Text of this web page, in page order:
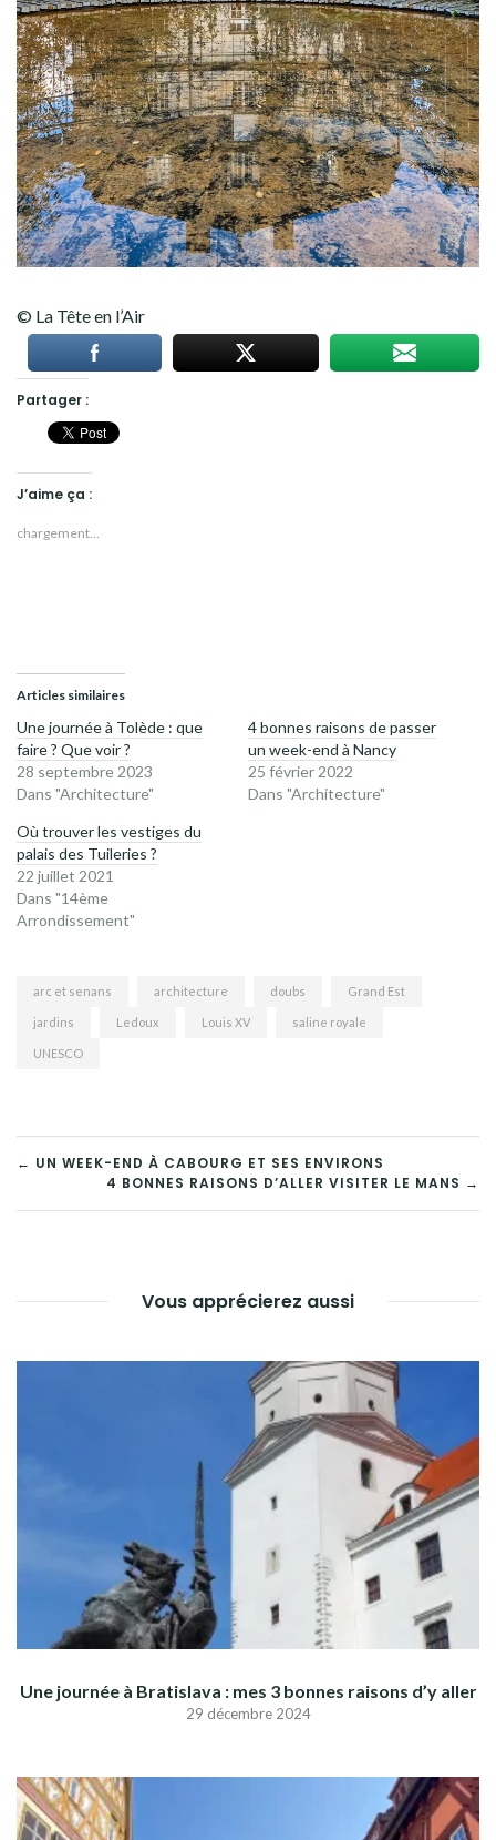
© La Tête en l’Air
Partager :
J’aime ça :
chargement…
Articles similaires
Une journée à Tolède : que
faire ? Que voir ?
28 septembre 2023
Dans "Architecture"
4 bonnes raisons de passer
un week-end à Nancy
25 février 2022
Dans "Architecture"
Où trouver les vestiges du
palais des Tuileries ?
22 juillet 2021
Dans "14ème
Arrondissement"
arc et senans architecture doubs Grand Est
jardins Ledoux Louis XV saline royale
UNESCO
NAVIGATION
DE
← UN WEEK-END À CABOURG ET SES ENVIRONS
4 BONNES RAISONS D’ALLER VISITER LE MANS →
Vous apprécierez aussi
Une journée à Bratislava : mes 3 bonnes raisons d’y aller
29 décembre 2024